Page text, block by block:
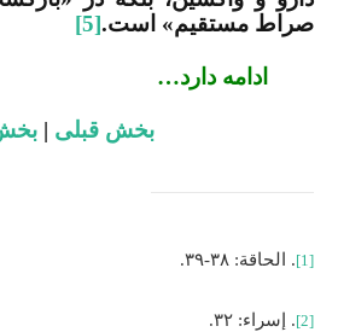
صراط مستقیم» است.[5]
ادامه دارد…
بخش قبلی |
[1]. الحاقة: ۳۸-۳۹.
[2]. إسراء: ۳۲.